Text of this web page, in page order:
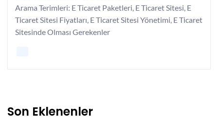
Arama Terimleri: E Ticaret Paketleri, E Ticaret Sitesi, E
Ticaret Sitesi Fiyatları, E Ticaret Sitesi Yönetimi, E Ticaret
Sitesinde Olması Gerekenler
Son Eklenenler